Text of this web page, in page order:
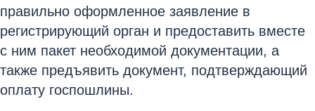
правильно оформленное заявление в
регистрирующий орган и предоставить вместе
с ним пакет необходимой документации, а
также предъявить документ, подтверждающий
оплату госпошлины.